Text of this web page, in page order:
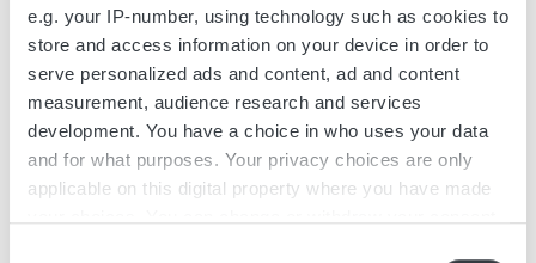
e.g. your IP-number, using technology such as cookies to
store and access information on your device in order to
serve personalized ads and content, ad and content
measurement, audience research and services
development. You have a choice in who uses your data
and for what purposes. Your privacy choices are only
applicable on this digital property where you have made